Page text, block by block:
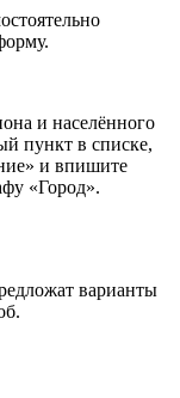
и населённого
пункт в списке,
и впишите
«Город».
варианты